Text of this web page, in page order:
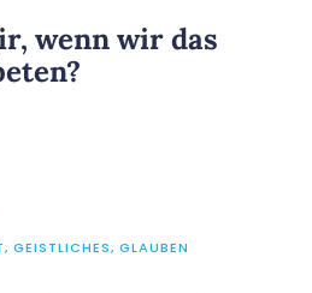
wenn wir das
, GEISTLICHES, GLAUBEN